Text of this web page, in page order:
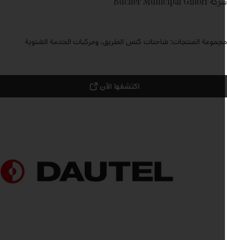
المنتجات: شاحنات كنس الطريق، ومركبات الخدمة الشتوية
اكتشفها الآن